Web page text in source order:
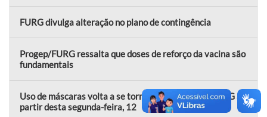
FURG divulga alteração no plano de contingência
Progep/FURG ressalta que doses de reforço da vacina são
fundamentais
Uso de máscaras volta a se tornar obrigatório na FURG a
partir desta segunda-feira, 12